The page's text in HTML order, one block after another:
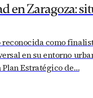
en Zaragoza:
como
en su entorno
Estratégico de…